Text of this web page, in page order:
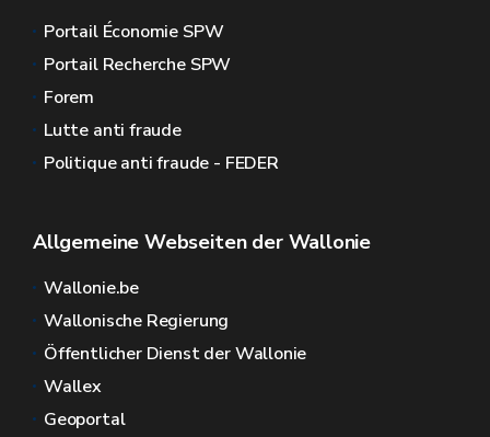
Portail Économie SPW
Portail Recherche SPW
Forem
Lutte anti fraude
Politique anti fraude - FEDER
Allgemeine Webseiten der Wallonie
Wallonie.be
Wallonische Regierung
Öffentlicher Dienst der Wallonie
Wallex
Geoportal